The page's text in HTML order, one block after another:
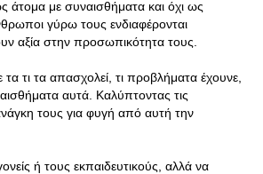
άτομα με συναισθήματα και όχι ως
γύρω τους ενδιαφέρονται
αξία στην προσωπικότητα τους.
τι τα απασχολεί, τι προβλήματα έχουνε,
αυτά. Καλύπτοντας τις
τους για φυγή από αυτή την
ή τους εκπαιδευτικούς, αλλά να